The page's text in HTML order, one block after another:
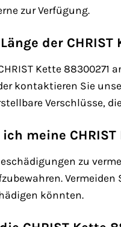
zur Verfügung.
der
Kette
kontaktieren Sie
Verschlüsse,
meine
zu
könnten.